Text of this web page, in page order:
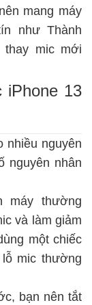
mang máy
như Thành
thay mic mới
iPhone 13
nhiều nguyên
nguyên nhân
máy thường
và làm giảm
một chiếc
mic thường
bạn nên tắt